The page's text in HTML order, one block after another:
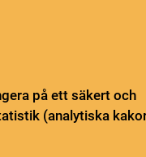
på ett säkert och
(analytiska